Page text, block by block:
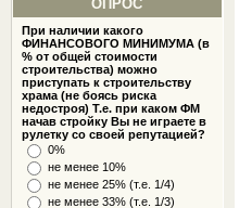
ОПРОС
При наличии какого
ФИНАНСОВОГО МИНИМУМА (в
% от общей стоимости
строительства) можно
приступать к строительству
храма (не боясь риска
недостроя) Т.е. при каком ФМ
начав стройку Вы не играете в
рулетку со своей репутацией?
0%
не менее 10%
не менее 25% (т.е. 1/4)
не менее 33% (т.е. 1/3)